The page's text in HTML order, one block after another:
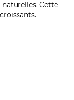
Cette